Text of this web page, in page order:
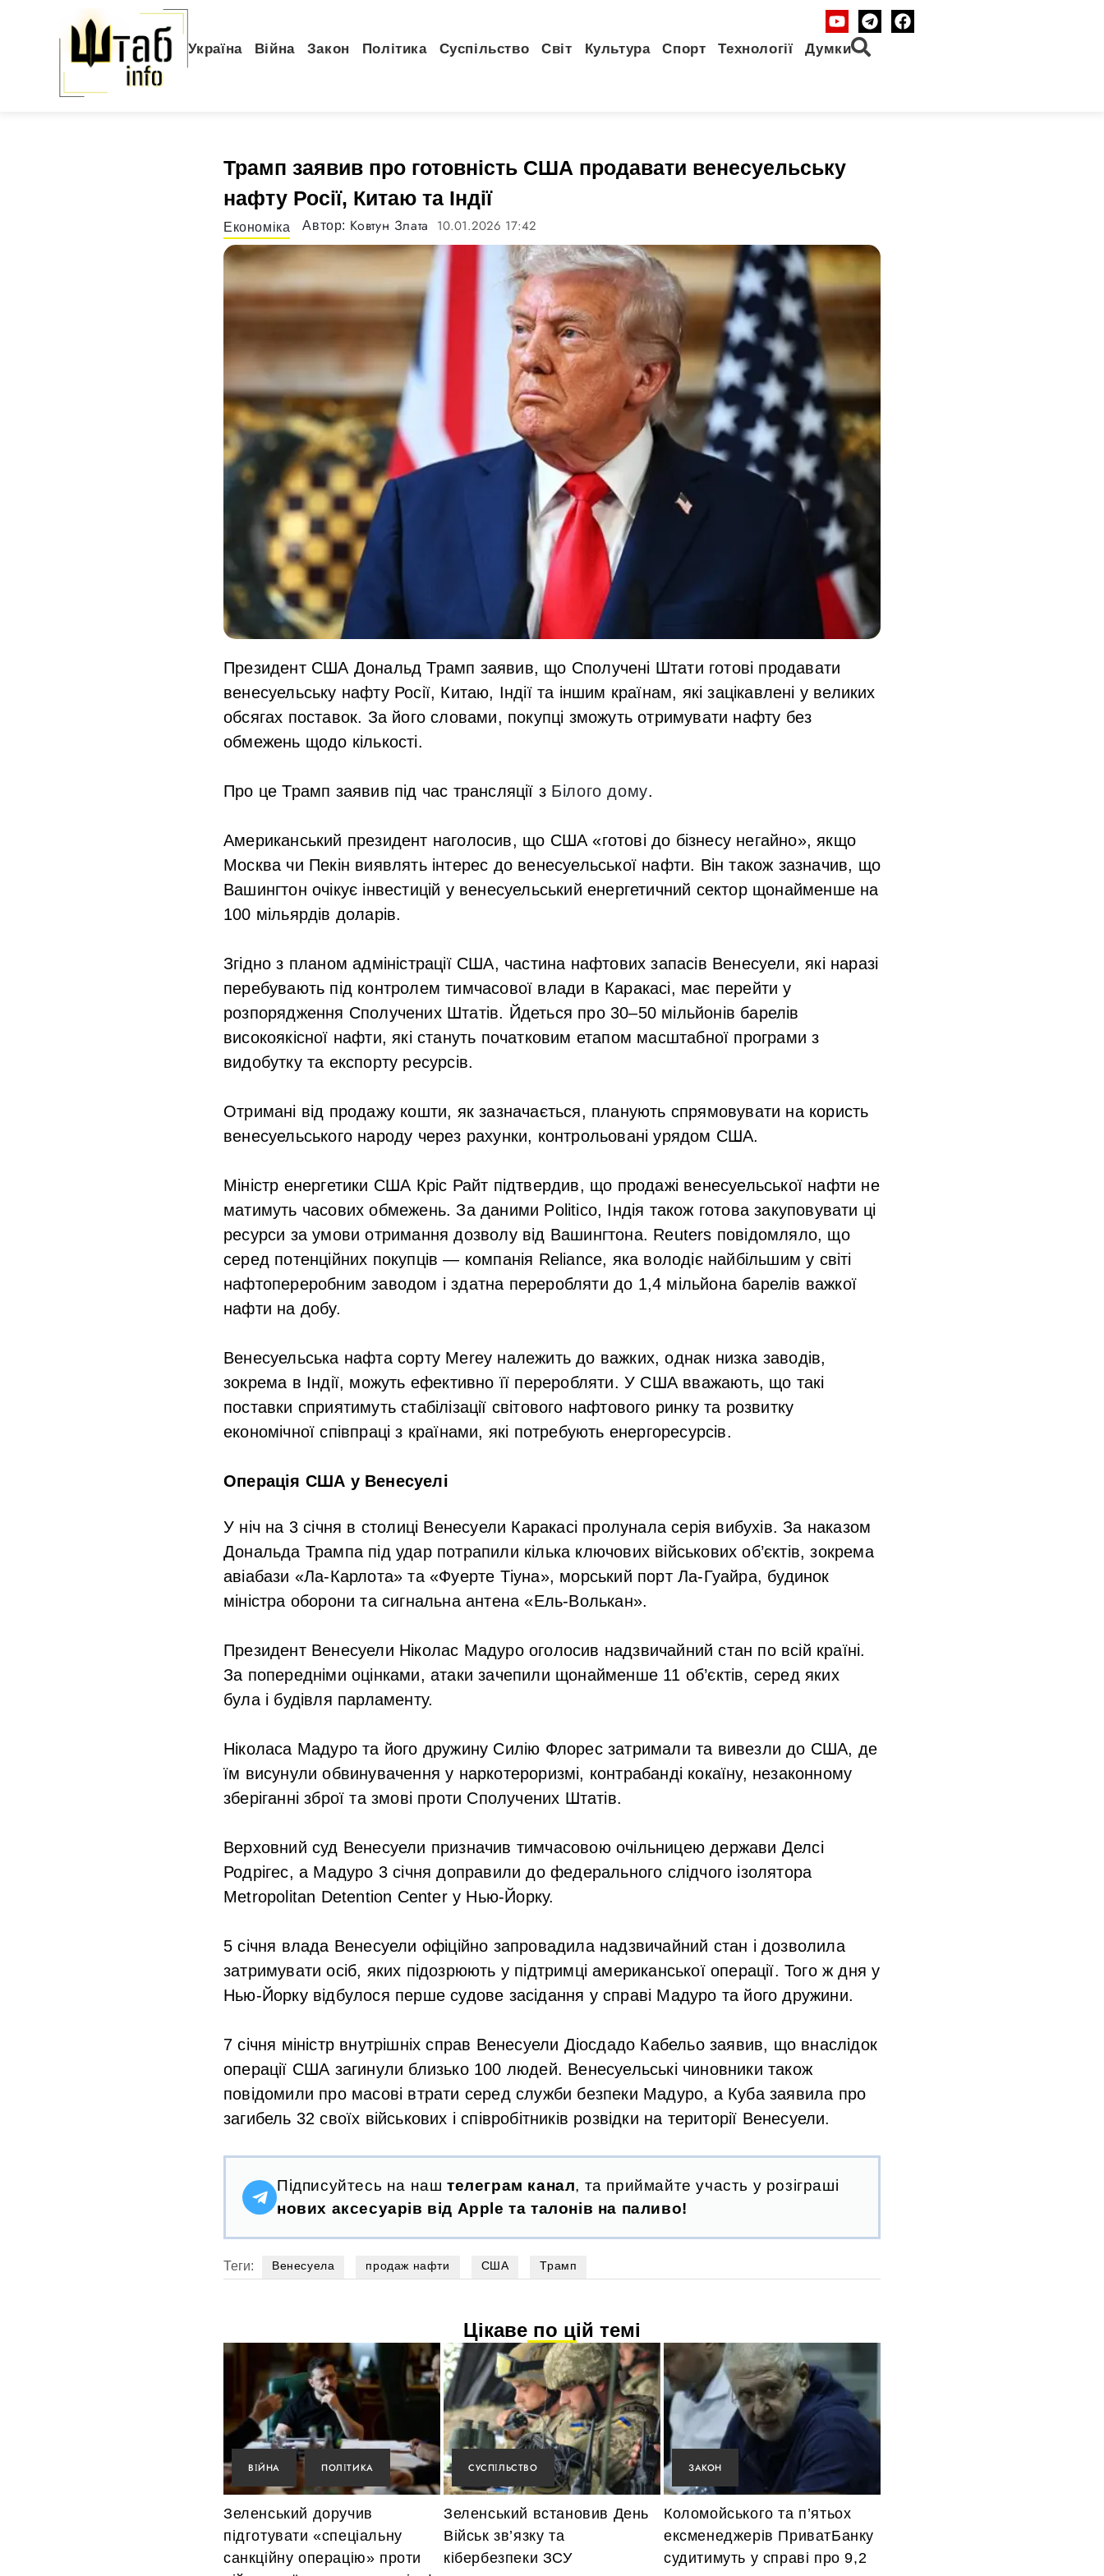
Україна Війна Закон Політика Суспільство Світ Культура Спорт Технології Думки
Трамп заявив про готовність США продавати венесуельську
нафту Росії, Китаю та Індії
Економіка Автор: Ковтун Злата 10.01.2026 17:42
Президент США Дональд Трамп заявив, що Сполучені Штати готові продавати
венесуельську нафту Росії, Китаю, Індії та іншим країнам, які зацікавлені у великих
обсягах поставок. За його словами, покупці зможуть отримувати нафту без
обмежень щодо кількості.
Про це Трамп заявив під час трансляції з Білого дому.
Американський президент наголосив, що США «готові до бізнесу негайно», якщо
Москва чи Пекін виявлять інтерес до венесуельської нафти. Він також зазначив, що
Вашингтон очікує інвестицій у венесуельський енергетичний сектор щонайменше на
100 мільярдів доларів.
Згідно з планом адміністрації США, частина нафтових запасів Венесуели, які наразі
перебувають під контролем тимчасової влади в Каракасі, має перейти у
розпорядження Сполучених Штатів. Йдеться про 30–50 мільйонів барелів
високоякісної нафти, які стануть початковим етапом масштабної програми з
видобутку та експорту ресурсів.
Отримані від продажу кошти, як зазначається, планують спрямовувати на користь
венесуельського народу через рахунки, контрольовані урядом США.
Міністр енергетики США Кріс Райт підтвердив, що продажі венесуельської нафти не
матимуть часових обмежень. За даними Politico, Індія також готова закуповувати ці
ресурси за умови отримання дозволу від Вашингтона. Reuters повідомляло, що
серед потенційних покупців — компанія Reliance, яка володіє найбільшим у світі
нафтопереробним заводом і здатна переробляти до 1,4 мільйона барелів важкої
нафти на добу.
Венесуельська нафта сорту Merey належить до важких, однак низка заводів,
зокрема в Індії, можуть ефективно її переробляти. У США вважають, що такі
поставки сприятимуть стабілізації світового нафтового ринку та розвитку
економічної співпраці з країнами, які потребують енергоресурсів.
Операція США у Венесуелі
У ніч на 3 січня в столиці Венесуели Каракасі пролунала серія вибухів. За наказом
Дональда Трампа під удар потрапили кілька ключових військових об’єктів, зокрема
авіабази «Ла-Карлота» та «Фуерте Тіуна», морський порт Ла-Гуайра, будинок
міністра оборони та сигнальна антена «Ель-Волькан».
Президент Венесуели Ніколас Мадуро оголосив надзвичайний стан по всій країні.
За попередніми оцінками, атаки зачепили щонайменше 11 об’єктів, серед яких
була і будівля парламенту.
Ніколаса Мадуро та його дружину Силію Флорес затримали та вивезли до США, де
їм висунули обвинувачення у наркотероризмі, контрабанді кокаїну, незаконному
зберіганні зброї та змові проти Сполучених Штатів.
Верховний суд Венесуели призначив тимчасовою очільницею держави Делсі
Родрігес, а Мадуро 3 січня доправили до федерального слідчого ізолятора
Metropolitan Detention Center у Нью-Йорку.
5 січня влада Венесуели офіційно запровадила надзвичайний стан і дозволила
затримувати осіб, яких підозрюють у підтримці американської операції. Того ж дня у
Нью-Йорку відбулося перше судове засідання у справі Мадуро та його дружини.
7 січня міністр внутрішніх справ Венесуели Діосдадо Кабельо заявив, що внаслідок
операції США загинули близько 100 людей. Венесуельські чиновники також
повідомили про масові втрати серед служби безпеки Мадуро, а Куба заявила про
загибель 32 своїх військових і співробітників розвідки на території Венесуели.
Підписуйтесь на наш телеграм канал, та приймайте участь у розіграші
нових аксесуарів від Apple та талонів на паливо!
Теги: Венесуела продаж нафти США Трамп
Цікаве по цій темі
ВІЙНА ПОЛІТИКА
Зеленський доручив
підготувати «спеціальну
санкційну операцію» проти
СУСПІЛЬСТВО
Зеленський встановив День
Військ зв’язку та
кібербезпеки ЗСУ
ЗАКОН
Коломойського та п’ятьох
ексменеджерів ПриватБанку
судитимуть у справі про 9,2